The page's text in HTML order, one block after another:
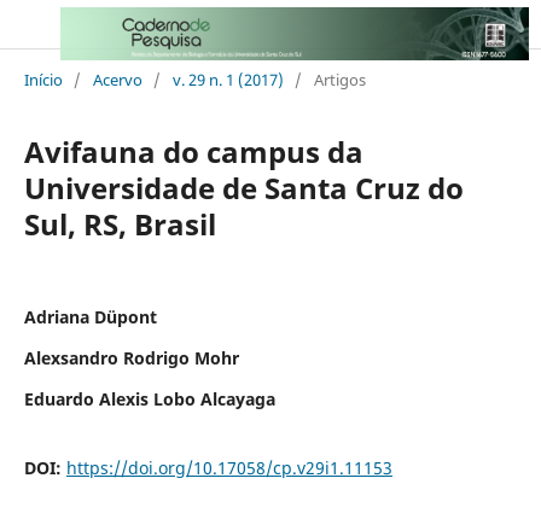
Início / Acervo / v. 29 n. 1 (2017) / Artigos
Avifauna do campus da
Universidade de Santa Cruz do
Sul, RS, Brasil
Adriana Düpont
Alexsandro Rodrigo Mohr
Eduardo Alexis Lobo Alcayaga
DOI: https://doi.org/10.17058/cp.v29i1.11153